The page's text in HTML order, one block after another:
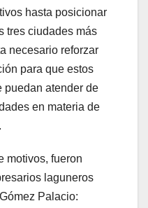
hasta posicionar
tres ciudades más
necesario reforzar
para que estos
puedan atender de
en materia de
motivos, fueron
laguneros
Palacio: